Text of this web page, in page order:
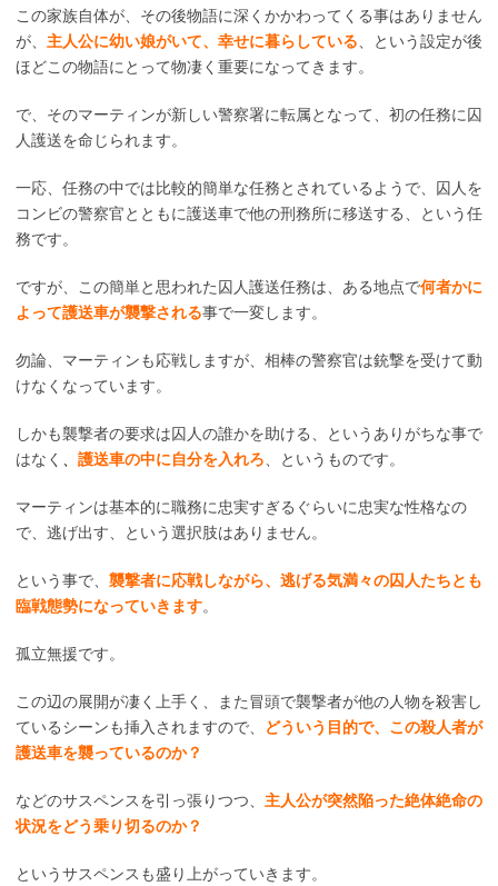
この家族自体が、その後物語に深くかかわってくる事はありません
が、 主人公に幼い娘がいて、幸せに暮らしている 、という設定が後
ほどこの物語にとって物凄く重要になってきます。
で、そのマーティンが新しい警察署に転属となって、初の任務に囚
人護送を命じられます。
一応、任務の中では比較的簡単な任務とされているようで、囚人を
コンビの警察官とともに護送車で他の刑務所に移送する、という任
務です。
ですが、この簡単と思われた囚人護送任務は、ある地点で何者かに
よって護送車が襲撃される事で一変します。
勿論、マーティンも応戦しますが、相棒の警察官は銃撃を受けて動
けなくなっています。
しかも襲撃者の要求は囚人の誰かを助ける、というありがちな事で
はなく
護送車の中に自分を入れろ 、というものです。
マーティンは基本的に職務に忠実すぎるぐらいに忠実な性格なの
で、逃げ出す、という選択肢はありません。
という事で、 襲撃者に応戦しながら、逃げる気満々の囚人たちとも
臨戦態勢になっていきます。
孤立無援です。
この辺の展開が凄く上手く、また冒頭で襲撃者が他の人物を殺害し
ているシーンも挿入されますので、
どういう目的で、この殺人者が
護送車を襲っているのか？
などのサスペンスを引っ張りつつ、 主人公が突然陥った絶体絶命の
状況をどう乗り切るのか？
というサスペンスも盛り上がっていきます。